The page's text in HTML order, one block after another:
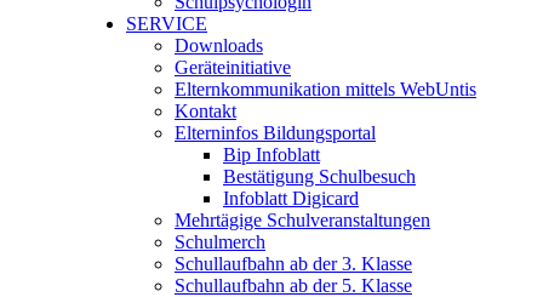
SERVICE
Downloads
Geräteinitiative
Elternkommunikation mittels WebUntis
Kontakt
Elterninfos Bildungsportal
Bip Infoblatt
Bestätigung Schulbesuch
Infoblatt Digicard
Mehrtägige Schulveranstaltungen
Schulmerch
Schullaufbahn ab der 3. Klasse
Schullaufbahn ab der 5. Klasse